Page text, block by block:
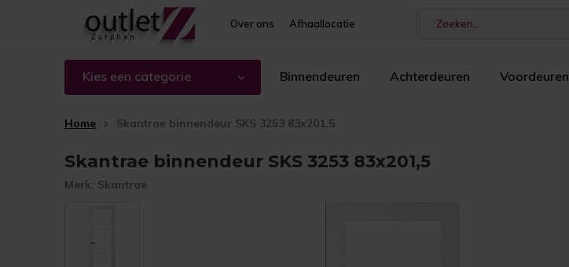
Over ons Afhaallocatie
Kies een categorie Binnendeuren Achterdeuren Voordeuren
Home Skantrae binnendeur SKS 3253 83x201,5
Skantrae binnendeur SKS 3253 83x201,5
Merk: Skantrae